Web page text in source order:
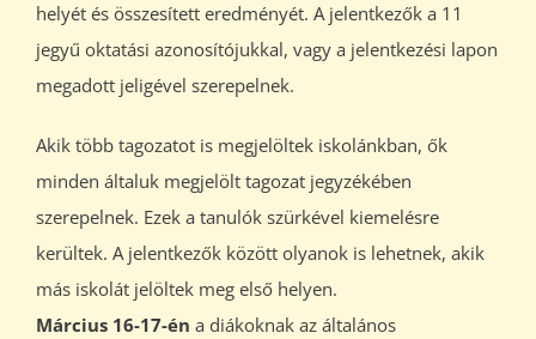
helyét és összesített eredményét. A jelentkezők a 11
jegyű oktatási azonosítójukkal, vagy a jelentkezési lapon
megadott jeligével szerepelnek.
Akik több tagozatot is megjelöltek iskolánkban, ők
minden általuk megjelölt tagozat jegyzékében
szerepelnek. Ezek a tanulók szürkével kiemelésre
kerültek. A jelentkezők között olyanok is lehetnek, akik
más iskolát jelöltek meg első helyen.
Március 16-17-én a diákoknak az általános